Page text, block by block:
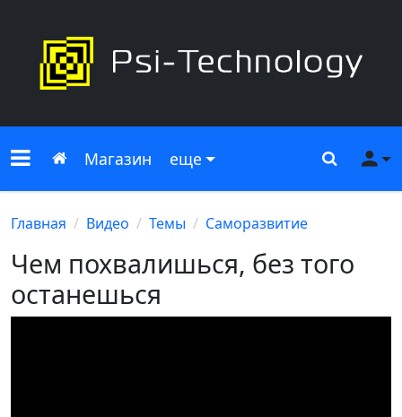
Меню сайта
Главная
Магазин еще Поиск
Главная Видео Темы Саморазвитие
Чем похвалишься, без того
останешься